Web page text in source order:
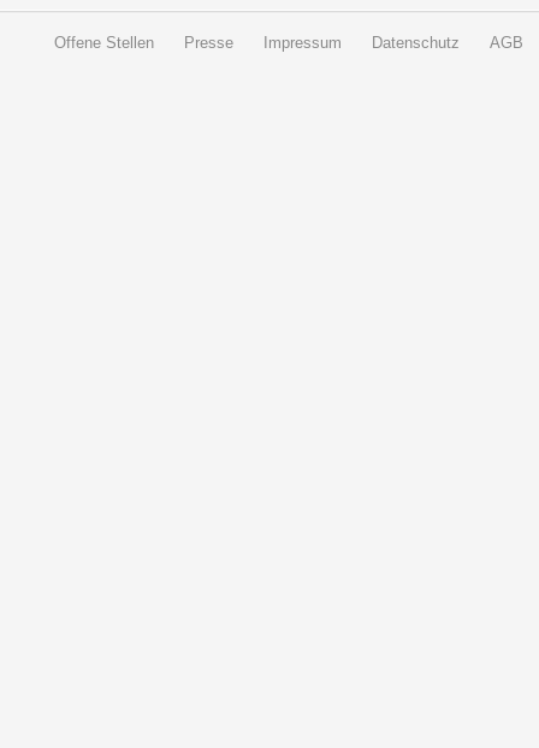
Offene Stellen Presse Impressum Datenschutz AGB